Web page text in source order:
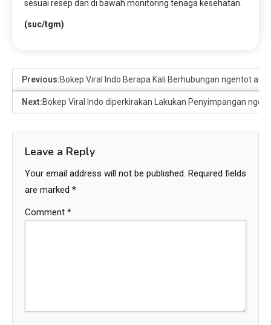
sesuai resep dan di bawah monitoring tenaga kesehatan.
(suc/tgm)
Previous:Bokep Viral Indo Berapa Kali Berhubungan ngentot
Next:Bokep Viral Indo diperkirakan Lakukan Penyimpangan
Leave a Reply
Your email address will not be published. Required fields
are marked *
Comment *